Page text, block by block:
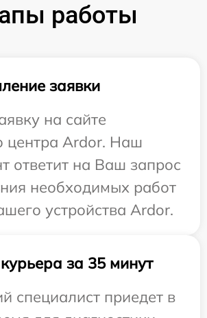
работы
заявки
на сайте
центра Ardor. Наш
ответит на Ваш запрос
необходимых работ
устройства Ardor.
за 35 минут
специалист приедет в